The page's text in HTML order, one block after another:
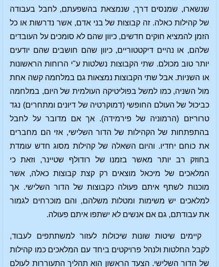
שנשארו, שמנסים דרך, שנמצאת בהשפעתם, לחבל בעבודה
של קהילות כאלה. זה קבוצות של בני אדם, אשר נדרשות או כל
הזמן להמציא חוקים חדשים, כיוון שהם לא סומכים על העובדים
שלהם, או נהיים דיקטטוריים, כיוון שהם חושבים שהם יודעים
יותר טוב מכולם. שתי הקבוצות נשלטות ע"י הרוחות הראשונות
או השניות. אבל שתי הקבוצות נמצאות גם במלחמה קשה אחת
מול השניה, כמו למשל בפוליטיקה העולמית של היום, במלחמה
כביכול של העולם החופשי (דמוקרטיה של דיונים ומתחרים) נגד
טרוריזם (הרמוניה של פירמידה). אך אם מדובר על לחבל
בהתפתחות של הקהילות של הדור השלישי, אזי הם מחברים
את כוחם יחדיו. והיום השאלה של קהילות מסוג חדש עומדת
בחוזק רב יותר מאשר בזמנו של רודולף שטיינר, וזאת כי
המלאכים של מיכאל מוצאים רק קצת קבוצות כאלה, אשר
מוכנות לשתף איתם פעולה כקבוצות של הדור השלישי. אך
למלאכים יש משימות ומטלות משלהם, והם מוכרחים לגמור
את עבודתם, גם אם אנשים לא ישתפו איתם פעולה.
קיימים שיטות שונות שיכולות לעזור למשתתפים לעבוד,
לקבל החלטות ולנהל פרויקטים ביחד עם המלאכים כמו קהילות
של הדור השלישי. הצעד הראשון הוא תהליך התעוררות לעולם